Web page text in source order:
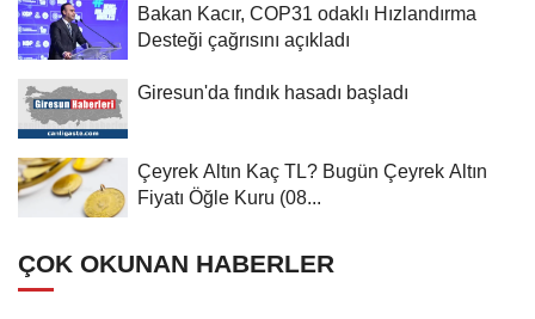
Bakan Kacır, COP31 odaklı Hızlandırma
Desteği çağrısını açıkladı
Giresun'da fındık hasadı başladı
Çeyrek Altın Kaç TL? Bugün Çeyrek Altın
Fiyatı Öğle Kuru (08...
ÇOK OKUNAN HABERLER